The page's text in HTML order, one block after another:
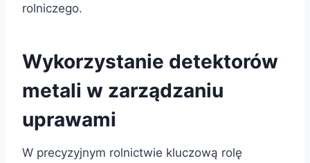
rolniczego.
Wykorzystanie detektorów
metali w zarządzaniu
uprawami
W precyzyjnym rolnictwie kluczową rolę